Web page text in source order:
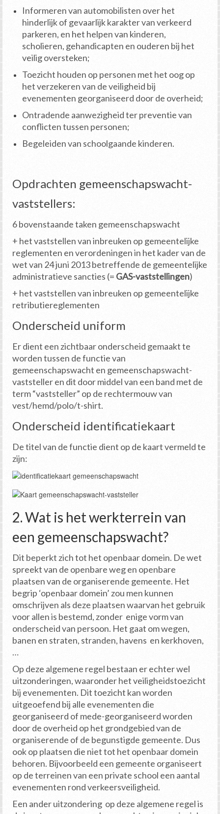
Informeren van automobilisten over het
hinderlijk of gevaarlijk karakter van verkeerd
parkeren, en het helpen van kinderen,
scholieren, gehandicapten en ouderen bij het
veilig oversteken;
Toezicht houden op personen met het oog op
het verzekeren van de veiligheid bij
evenementen georganiseerd door de overheid;
Ontradende aanwezigheid ter preventie van
conflicten tussen personen;
Begeleiden van schoolgaande kinderen.
Opdrachten gemeenschapswacht-
vaststellers:
6 bovenstaande taken gemeenschapswacht
+ het vaststellen van inbreuken op gemeentelijke
reglementen en verordeningen in het kader van de
wet van 24 juni 2013 betreffende de gemeentelijke
administratieve sancties (= GAS-vaststellingen)
+ het vaststellen van inbreuken op gemeentelijke
retributiereglementen
Onderscheid uniform
Er dient een zichtbaar onderscheid gemaakt te
worden tussen de functie van
gemeenschapswacht en gemeenschapswacht-
vaststeller en dit door middel van een band met de
term “vaststeller” op de rechtermouw van
vest/hemd/polo/t-shirt.
Onderscheid identificatiekaart
De titel van de functie dient op de kaart vermeld te
zijn:
2. Wat is het werkterrein van
een gemeenschapswacht?
Dit beperkt zich tot het openbaar domein. De wet
spreekt van de openbare weg en openbare
plaatsen van de organiserende gemeente. Het
begrip ‘openbaar domein’ zou men kunnen
omschrijven als deze plaatsen waarvan het gebruik
voor allen is bestemd, zonder enige vorm van
onderscheid van persoon. Het gaat om wegen,
banen en straten, stranden, havens en kerkhoven,
…
Op deze algemene regel bestaan er echter wel
uitzonderingen, waaronder het veiligheidstoezicht
bij evenementen. Dit toezicht kan worden
uitgeoefend bij alle evenementen die
georganiseerd of mede-georganiseerd worden
door de overheid op het grondgebied van de
organiserende of de begunstigde gemeente. Dus
ook op plaatsen die niet tot het openbaar domein
behoren. Bijvoorbeeld een gemeente organiseert
op de terreinen van een private school een aantal
evenementen rond verkeersveiligheid.
Een ander uitzondering op deze algemene regel is